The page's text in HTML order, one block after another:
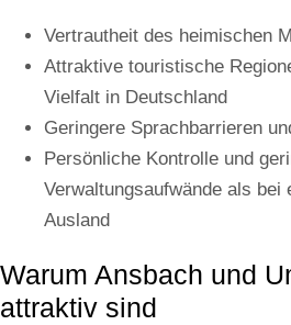
Vertrautheit des heimischen
Attraktive touristische
Vielfalt in Deutschland
Geringere Sprachbarrieren
Persönliche Kontrolle und
Verwaltungsaufwände als bei
Ausland
Warum Ansbach und
attraktiv sind